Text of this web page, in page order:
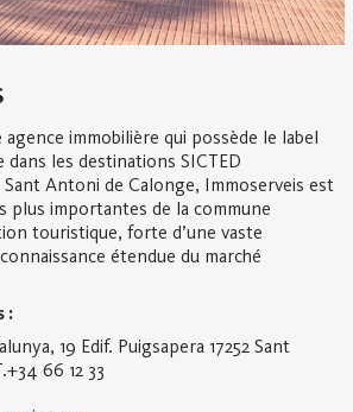
immobilière qui possède le label
les destinations SICTED
Sant Antoni de Calonge, Immoserveis est
plus importantes de la commune
touristique, forte d’une vaste
étendue du marché
:
19 Edif. Puigsapera 17252 Sant
66 12 33